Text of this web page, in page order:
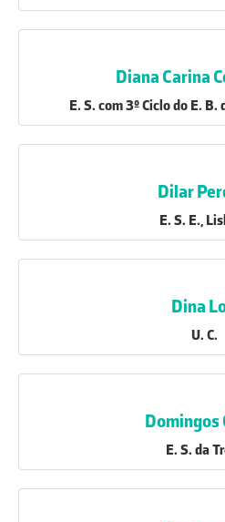
Diana Carina
E. S. com 3º Ciclo do E.
Dilar
E. S. E.,
Dina
U. C.
Domingos
E. S. da